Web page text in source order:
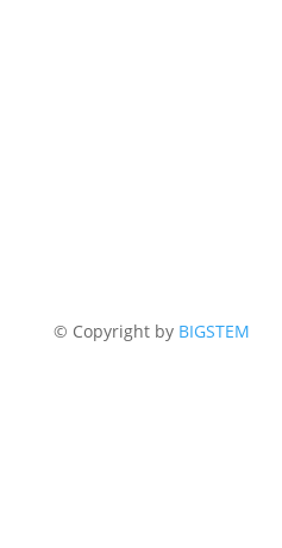
© Copyright by BIGSTEM